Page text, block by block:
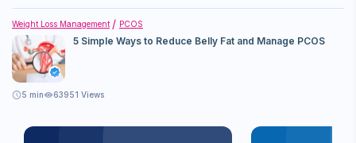
Weight Loss Management PCOS
5 Simple Ways to Reduce Belly Fat and Manage PCOS
5 min 63951 Views